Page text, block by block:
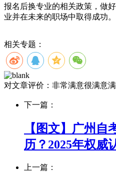
报名后换专业的相关政策，做
业并在未来的职场中取得成功。
相关专题：
对文章评价： 非常满意很满意
下一篇：
【图文】广州自
历？2025年权威
上一篇：